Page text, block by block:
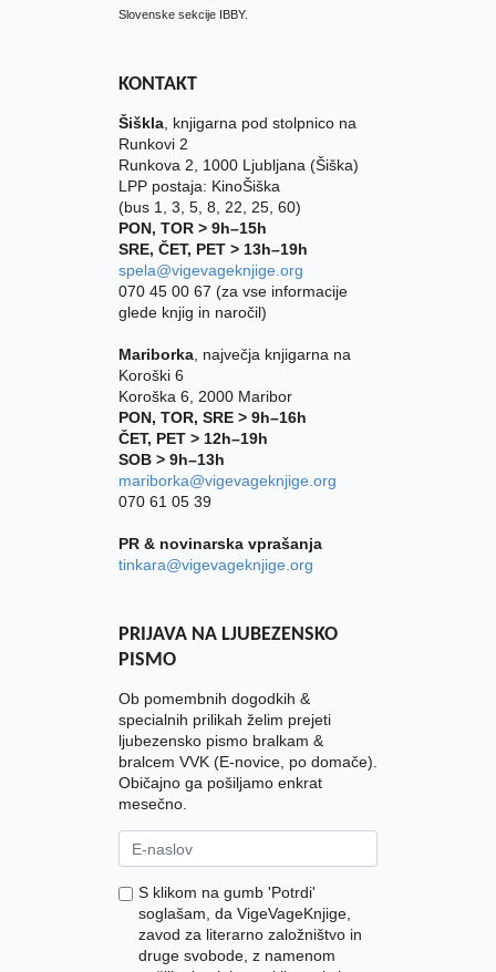
Slovenske sekcije IBBY.
KONTAKT
Šiškla , knjigarna pod stolpnico na
Runkovi 2
Runkova 2, 1000 Ljubljana (Šiška)
LPP postaja: KinoŠiška
(bus 1, 3, 5, 8, 22, 25, 60)
PON, TOR > 9h–15h
SRE, ČET, PET > 13h–19h
spela@vigevageknjige.org
070 45 00 67 (za vse informacije
glede knjig in naročil)
Mariborka , največja knjigarna na
Koroški 6
Koroška 6, 2000 Maribor
PON, TOR, SRE > 9h–16h
ČET, PET > 12h–19h
SOB > 9h–13h
mariborka@vigevageknjige.org
070 61 05 39
PR & novinarska vprašanja
tinkara@vigevageknjige.org
PRIJAVA NA LJUBEZENSKO
PISMO
Ob pomembnih dogodkih &
specialnih prilikah želim prejeti
ljubezensko pismo bralkam &
bralcem VVK (E-novice, po domače).
Običajno ga pošiljamo enkrat
mesečno.
S klikom na gumb 'Potrdi'
soglašam, da VigeVageKnjige,
zavod za literarno založništvo in
druge svobode, z namenom